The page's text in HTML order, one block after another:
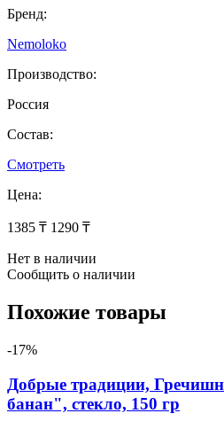
Бренд:
Nemoloko
Производство:
Россия
Состав:
Смотреть
Цена:
1385 ₸ 1290 ₸
Нет в наличии
Сообщить о наличии
Похожие товары
-17%
Добрые традиции,
банан", стекло, 150 гр